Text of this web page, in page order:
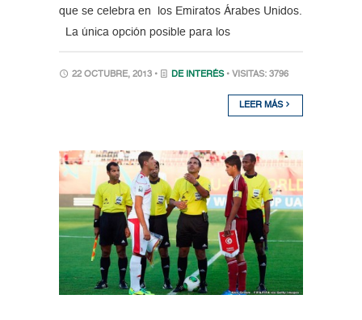
que se celebra en los Emiratos Árabes Unidos.
La única opción posible para los
22 OCTUBRE, 2013 • DE INTERÉS • VISITAS: 3796
LEER MÁS